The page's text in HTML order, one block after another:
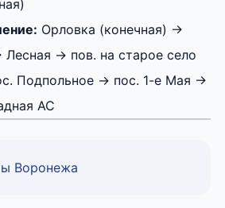
Орловка (конечная) →
→ пов. на старое село
Подпольное → пос. 1-е Мая →
АС
Воронежа